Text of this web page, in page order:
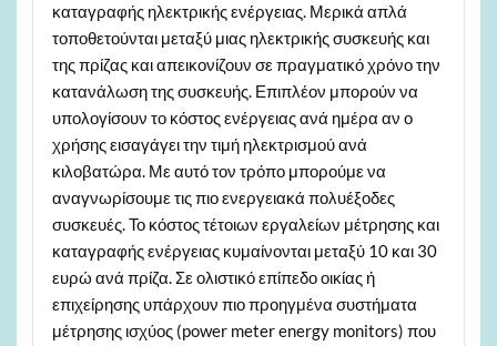
καταγραφής ηλεκτρικής ενέργειας. Μερικά απλά
τοποθετούνται μεταξύ μιας ηλεκτρικής συσκευής και
της πρίζας και απεικονίζουν σε πραγματικό χρόνο την
κατανάλωση της συσκευής. Επιπλέον μπορούν να
υπολογίσουν το κόστος ενέργειας ανά ημέρα αν ο
χρήσης εισαγάγει την τιμή ηλεκτρισμού ανά
κιλοβατώρα. Με αυτό τον τρόπο μπορούμε να
αναγνωρίσουμε τις πιο ενεργειακά πολυέξοδες
συσκευές. Το κόστος τέτοιων εργαλείων μέτρησης και
καταγραφής ενέργειας κυμαίνονται μεταξύ 10 και 30
ευρώ ανά πρίζα. Σε ολιστικό επίπεδο οικίας ή
επιχείρησης υπάρχουν πιο προηγμένα συστήματα
μέτρησης ισχύος (power meter energy monitors) που